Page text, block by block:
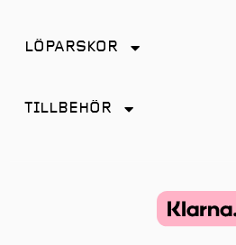
LÖPARSKOR
TILLBEHÖR